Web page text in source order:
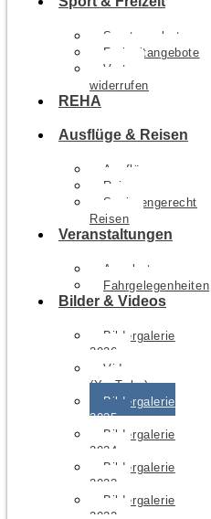
Sportangebote
Freizeitangebote
Vertrag
widerrufen
REHA
Ausflüge & Reisen
Ausflüge
Reisen
Seniorengerecht
Reisen
Veranstaltungen
Angebote
Fahrgelegenheiten
Bilder & Videos
Bildergalerie
2026
Videos
(YouTube)
Bildergalerie
2025
Bildergalerie
2024
Bildergalerie
2023
Bildergalerie